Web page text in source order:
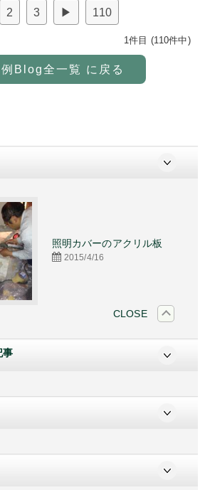
報保護方針
2 3 ▶ 110
1件目 (110件中)
Blog全一覧 に戻る
照明カバーのアクリル板
2015/4/16
CLOSE
事